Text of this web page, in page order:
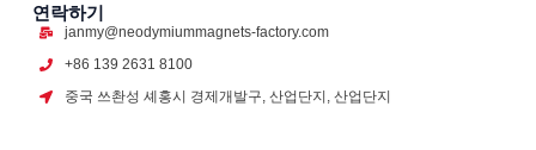
연락하기
janmy@neodymiummagnets-factory.com
+86 139 2631 8100
중국 쓰촨성 셰홍시 경제개발구, 산업단지, 산업단지